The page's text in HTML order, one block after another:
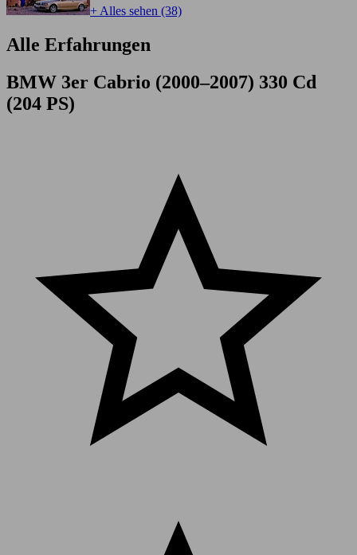
+ Alles sehen (38)
Alle Erfahrungen
BMW 3er Cabrio (2000–2007) 330 Cd
(204 PS)